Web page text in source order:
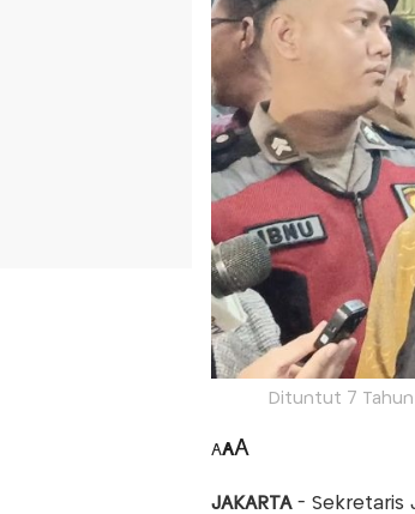
Dituntut 7 Tahun
AAA
JAKARTA - Sekretaris